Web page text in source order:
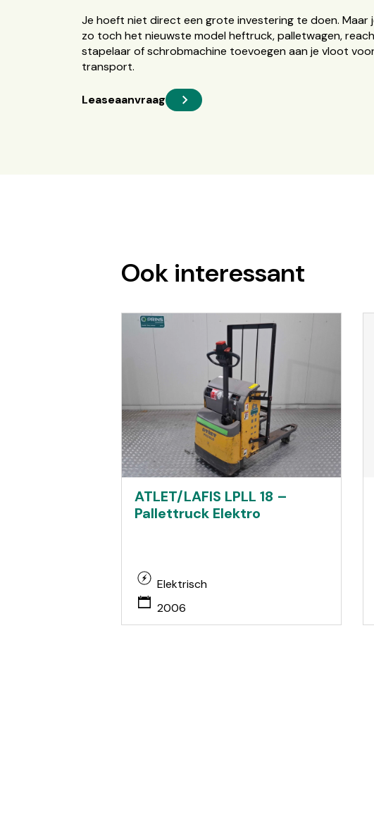
Je hoeft niet direct een grote investering te doen. Maar
zo toch het nieuwste model heftruck, palletwagen,
stapelaar of schrobmachine toevoegen aan je vloot
transport.
Leaseaanvraag
Ook interessant
ATLET/LAFIS LPLL 18 –
Pallettruck Elektro
Elektrisch
2006